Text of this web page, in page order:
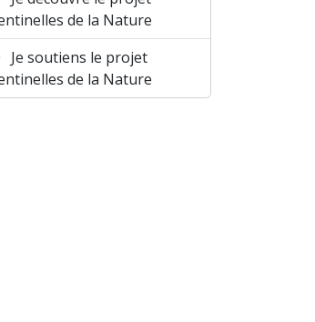
de la Nature
Je soutiens le projet
de la Nature